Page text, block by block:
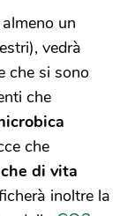
un
vedrà
che si sono
che
che
di vita
inoltre la